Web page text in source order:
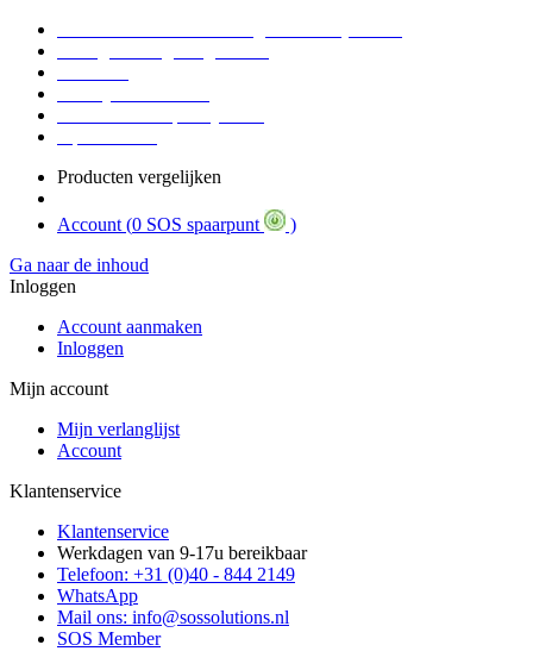
Producten vergelijken
Account (0 SOS spaarpunt
)
Ga naar de inhoud
Inloggen
Account aanmaken
Inloggen
Mijn account
Mijn verlanglijst
Account
Klantenservice
Klantenservice
Werkdagen van 9-17u bereikbaar
Telefoon: +31 (0)40 - 844 2149
WhatsApp
Mail ons: info@sossolutions.nl
SOS Member